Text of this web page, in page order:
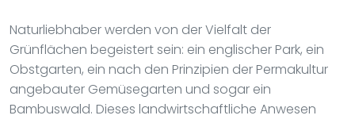
Naturliebhaber werden von der Vielfalt der
Grünflächen begeistert sein: ein englischer Park, ein
Obstgarten, ein nach den Prinzipien der Permakultur
angebauter Gemüsegarten und sogar ein
Bambuswald. Dieses landwirtschaftliche Anwesen